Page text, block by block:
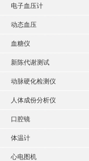
电子血压计
动态血压
血糖仪
新陈代谢测试
动脉硬化检测仪
人体成份分析仪
口腔镜
体温计
心电图机